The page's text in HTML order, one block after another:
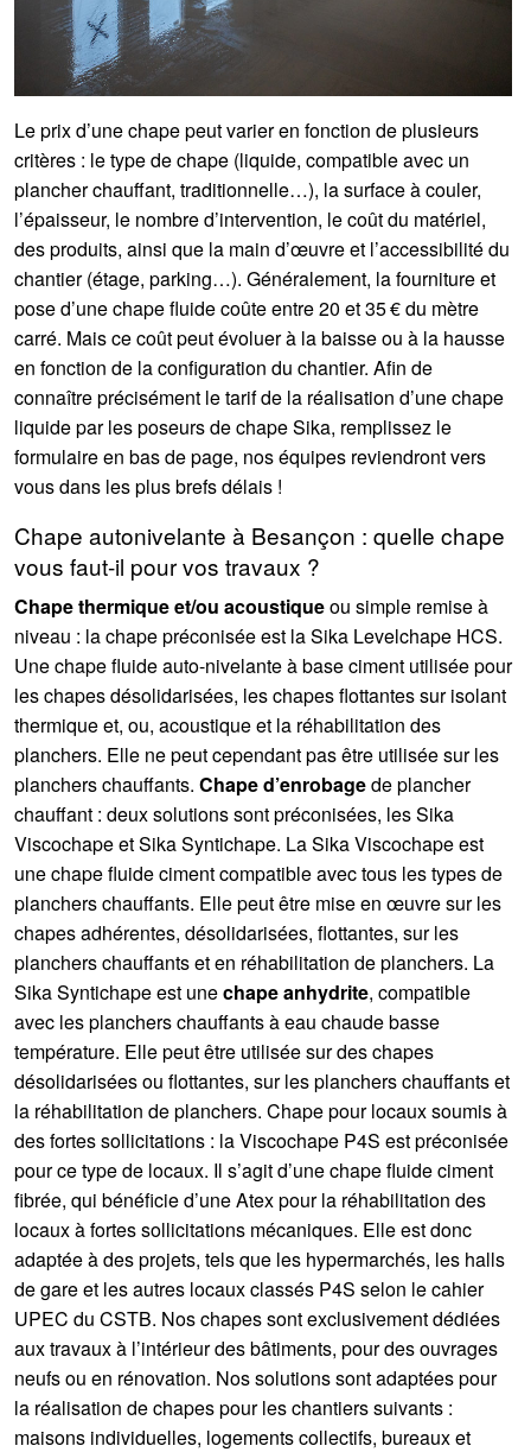
Le prix d’une chape peut varier en fonction de plusieurs
critères : le type de chape (liquide, compatible avec un
plancher chauffant, traditionnelle…), la surface à couler,
l’épaisseur, le nombre d’intervention, le coût du matériel,
des produits, ainsi que la main d’œuvre et l’accessibilité du
chantier (étage, parking…). Généralement, la fourniture et
pose d’une chape fluide coûte entre 20 et 35 € du mètre
carré. Mais ce coût peut évoluer à la baisse ou à la hausse
en fonction de la configuration du chantier. Afin de
connaître précisément le tarif de la réalisation d’une chape
liquide par les poseurs de chape Sika, remplissez le
formulaire en bas de page, nos équipes reviendront vers
vous dans les plus brefs délais !
Chape autonivelante à Besançon : quelle chape
vous faut-il pour vos travaux ?
Chape thermique et/ou acoustiqueou simple remise à
niveau : la chape préconisée est la Sika Levelchape HCS.
Une chape fluide auto-nivelante à base ciment utilisée pour
les chapes désolidarisées, les chapes flottantes sur isolant
thermique et, ou, acoustique et la réhabilitation des
planchers. Elle ne peut cependant pas être utilisée sur les
planchers chauffants. Chape d’enrobagede plancher
chauffant : deux solutions sont préconisées, les Sika
Viscochape et Sika Syntichape. La Sika Viscochape est
une chape fluide ciment compatible avec tous les types de
planchers chauffants. Elle peut être mise en œuvre sur les
chapes adhérentes, désolidarisées, flottantes, sur les
planchers chauffants et en réhabilitation de planchers. La
Sika Syntichape est unechape anhydrite, compatible
avec les planchers chauffants à eau chaude basse
température. Elle peut être utilisée sur des chapes
désolidarisées ou flottantes, sur les planchers chauffants et
la réhabilitation de planchers. Chape pour locaux soumis à
des fortes sollicitations : la Viscochape P4S est préconisée
pour ce type de locaux. Il s’agit d’une chape fluide ciment
fibrée, qui bénéficie d’une Atex pour la réhabilitation des
locaux à fortes sollicitations mécaniques. Elle est donc
adaptée à des projets, tels que les hypermarchés, les halls
de gare et les autres locaux classés P4S selon le cahier
UPEC du CSTB. Nos chapes sont exclusivement dédiées
aux travaux à l’intérieur des bâtiments, pour des ouvrages
neufs ou en rénovation. Nos solutions sont adaptées pour
la réalisation de chapes pour les chantiers suivants :
maisons individuelles, logements collectifs, bureaux et